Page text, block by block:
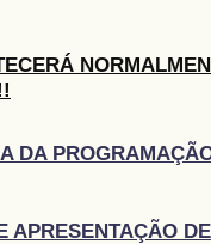
DA
APRESENTAÇÃO